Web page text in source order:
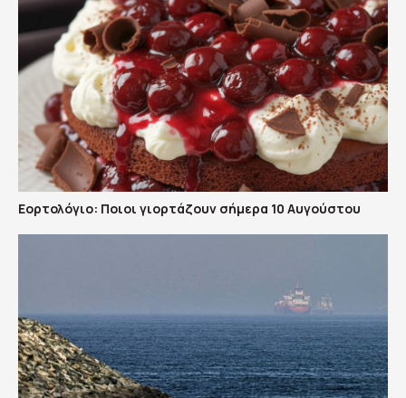
Εορτολόγιο: Ποιοι γιορτάζουν σήμερα 10 Αυγούστου